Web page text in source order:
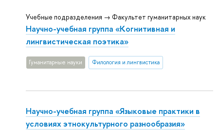
Учебные подразделения → Факультет гуманитарных наук
Научно-учебная группа «Когнитивная и
лингвистическая поэтика»
Гуманитарные науки Филология и лингвистика
Научно-учебная группа «Языковые практики в
условиях этнокультурного разнообразия»